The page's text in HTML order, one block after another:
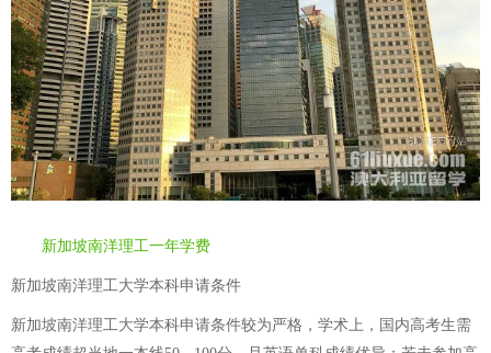
新加坡南洋理工一年学费
新加坡南洋理工大学本科申请条件
新加坡南洋理工大学本科申请条件较为严格，学术上，国内高考生需